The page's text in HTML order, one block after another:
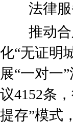
法律服
推动合肥
化“无证明
展“一对一
议4152条
提存”模式